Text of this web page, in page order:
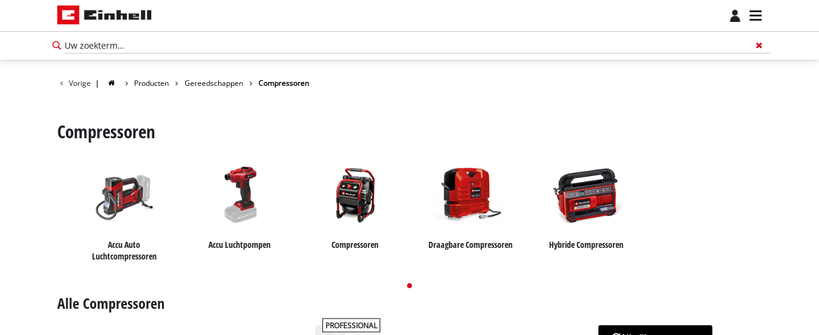
Français
Vorige | Producten Gereedschappen Compressoren
Compressoren
Accu Auto
Luchtcompressoren
Accu Luchtpompen Compressoren Draagbare Compressoren Hybride Compressoren
Alle Compressoren
PROFESSIONAL